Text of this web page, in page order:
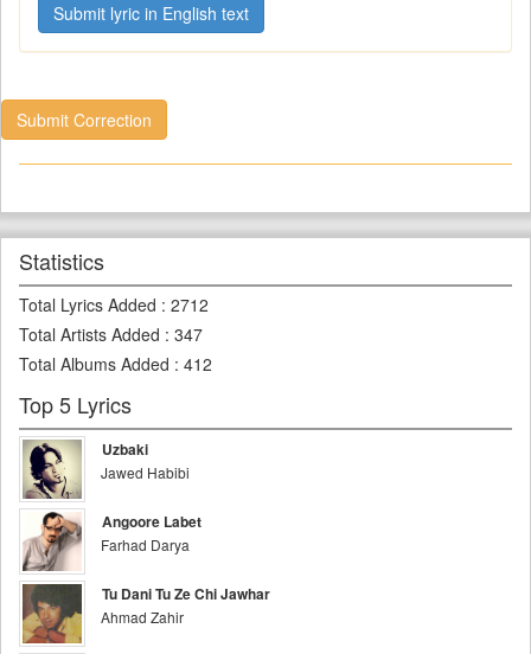
Submit lyric in English text
Submit Correction
Statistics
Total Lyrics Added : 2712
Total Artists Added : 347
Total Albums Added : 412
Top 5 Lyrics
Uzbaki
Jawed Habibi
Angoore Labet
Farhad Darya
Tu Dani Tu Ze Chi Jawhar
Ahmad Zahir